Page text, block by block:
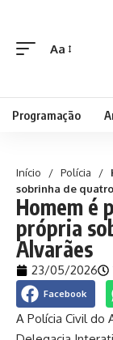
Aa
Programação
Início / Polícia /
sobrinha de
Homem é
própria
Alvarães
23/05/2026
Facebook
A Polícia Civil do